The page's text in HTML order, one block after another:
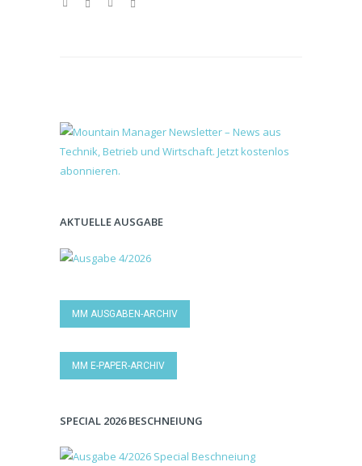
AKTUELLE AUSGABE
MM AUSGABEN-ARCHIV
MM E-PAPER-ARCHIV
SPECIAL 2026 BESCHNEIUNG